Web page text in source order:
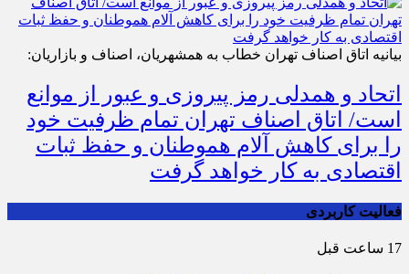
بیانیه اتاق اصناف تهران خطاب به همشهریان، اصناف و بازاریان:
اتحاد و همدلی رمز پیروزی و عبور از موانع
است/ اتاق اصناف تهران تمام ظرفیت خود
را برای کاهش آلام هموطنان و حفظ ثبات
اقتصادی به کار خواهد گرفت
فعالیت کاربردی
17 ساعت قبل